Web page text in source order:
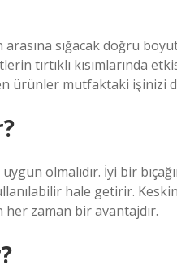
arasına sığacak doğru
tırtıklı kısımlarında
ürünler mutfaktaki işinizi
olmalıdır. İyi bir
hale getirir.
zaman bir avantajdır.